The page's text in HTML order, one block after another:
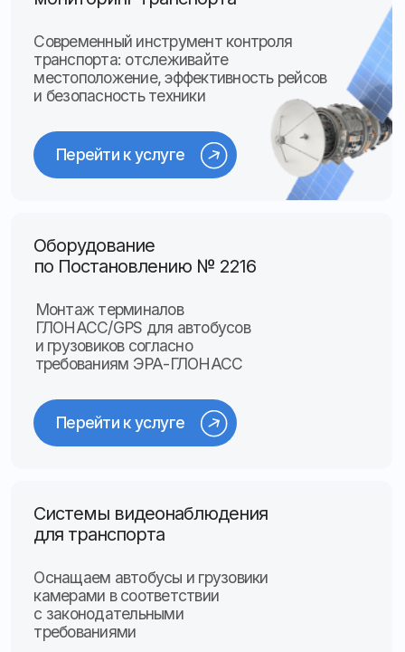
для транспорта
Оснащаем автобусы и грузовики
камерами в соответствии
Система контроля
урожая
предотвращаем потери
и несанкционированные отгрузки
Тахографы и карты
Устанавливаем и калибруем
тахографы, оформляем карты
водителя и предприятия с полным
соблюдением законодательства
Перейти к услуге
Перейти к услуге